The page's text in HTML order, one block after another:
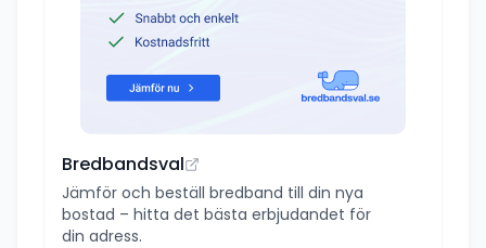
Bredbandsval
Jämför och beställ bredband till din nya
bostad – hitta det bästa erbjudandet för
din adress.